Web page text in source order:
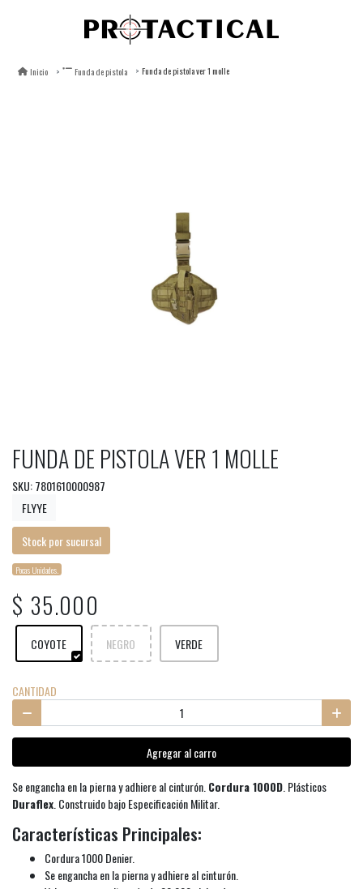
Inicio Funda de pistola Funda de pistola ver 1 molle
FUNDA DE PISTOLA VER 1 MOLLE
SKU: 7801610000987
FLYYE
Stock por sucursal
Pocas Unidades.
$ 35.000
COYOTE NEGRO VERDE
CANTIDAD
Agregar al carro
Se engancha en la pierna y adhiere al cinturón. Cordura 1000D . Plásticos
Duraflex . Construido bajo Especificación Militar.
Características Principales:
Cordura 1000 Denier.
Se engancha en la pierna y adhiere al cinturón.